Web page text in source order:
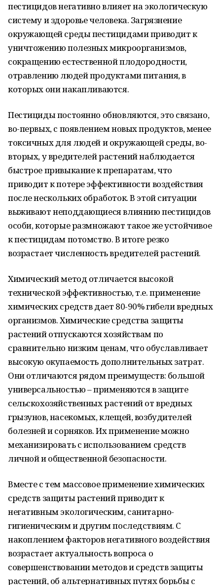
пестицидов негативно влияет на экологическую
систему и здоровье человека. Загрязнение
окружающей среды пестицидами приводит к
уничтожению полезных микроорганизмов,
сокращению естественной плодородности,
отравлению людей продуктами питания, в
которых они накапливаются.
Пестициды постоянно обновляются, это связано,
во-первых, с появлением новых продуктов, менее
токсичных для людей и окружающей среды, во-
вторых, у вредителей растений наблюдается
быстрое привыкание к препаратам, что
приводит к потере эффективности воздействия
после нескольких обработок. В этой ситуации
выживают неподдающиеся влиянию пестицидов
особи, которые размножают такое же устойчивое
к пестицидам потомство. В итоге резко
возрастает численность вредителей растений.
Химический метод отличается высокой
технической эффективностью, т.е. применение
химических средств дает 80-90% гибели вредных
организмов. Химические средства защиты
растений отпускаются хозяйствам по
сравнительно низким ценам, что обуславливает
высокую окупаемость дополнительных затрат.
Они отличаются рядом преимуществ: большой
универсальностью – применяются в защите
сельскохозяйственных растений от вредных
грызунов, насекомых, клещей, возбудителей
болезней и сорняков. Их применение можно
механизировать с использованием средств
личной и общественной безопасности.
Вместе с тем массовое применение химических
средств защиты растений приводит к
негативным экологическим, санитарно-
гигиеническим и другим последствиям. С
накоплением факторов негативного воздействия
возрастает актуальность вопроса о
совершенствовании методов и средств защиты
растений, об альтернативных путях борьбы с